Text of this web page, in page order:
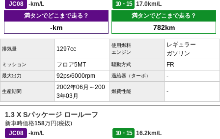
JC08
-km/L 10・15
17.0km/L
満タンでどこまで走る？
-km
満タンでどこまで走る？
782km
排気量 1297cc
使用燃料
エンジン
レギュラー
ガソリン
ミッション フロア5MT 駆動方式 FR
最大出力 92ps/6000rpm 過給器（ターボ） -
生産期間
2002年06月～200
3年03月
燃費性能 -
1.3 X Sパッケージ ロールーフ
新車時価格158万円(税抜)
JC08
-km/L 10・15
16.2km/L